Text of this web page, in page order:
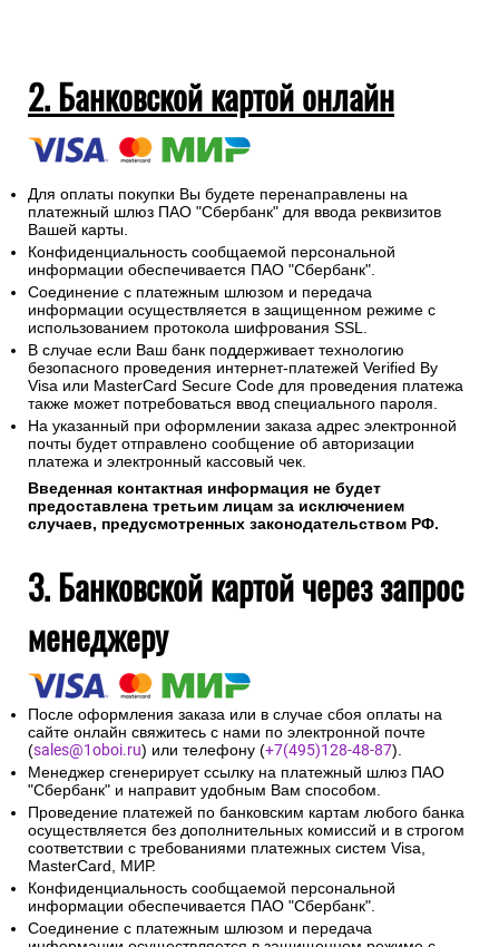
2. Банковской картой онлайн
Для оплаты покупки Вы будете перенаправлены на
платежный шлюз ПАО "Сбербанк" для ввода реквизитов
Вашей карты.
Конфиденциальность сообщаемой персональной
информации обеспечивается ПАО "Сбербанк".
Соединение с платежным шлюзом и передача
информации осуществляется в защищенном режиме с
использованием протокола шифрования SSL.
В случае если Ваш банк поддерживает технологию
безопасного проведения интернет-платежей Verified By
Visa или MasterCard Secure Code для проведения платежа
также может потребоваться ввод специального пароля.
На указанный при оформлении заказа адрес электронной
почты будет отправлено сообщение об авторизации
платежа и электронный кассовый чек.
Введенная контактная информация не будет
предоставлена третьим лицам за исключением
случаев, предусмотренных законодательством РФ.
3. Банковской картой через запрос
менеджеру
После оформления заказа или в случае сбоя оплаты на
сайте онлайн свяжитесь с нами по электронной почте
(sales@1oboi.ru) или телефону (+7(495)128-48-87).
Менеджер сгенерирует ссылку на платежный шлюз ПАО
"Сбербанк" и направит удобным Вам способом.
Проведение платежей по банковским картам любого банка
осуществляется без дополнительных комиссий и в строгом
соответствии с требованиями платежных систем Visa,
MasterCard, МИР.
Конфиденциальность сообщаемой персональной
информации обеспечивается ПАО "Сбербанк".
Соединение с платежным шлюзом и передача